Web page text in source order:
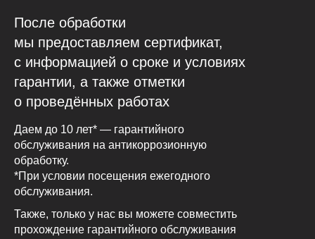
Также, только у нас вы можете совместить
прохождение гарантийного обслуживания
Даем до 10 лет* — гарантийного
обслуживания на антикоррозионную
обработку.
*При условии посещения ежегодного
обслуживания.
После обработки
мы предоставляем сертификат,
с информацией о сроке и условиях
гарантии, а также отметки
о проведённых работах